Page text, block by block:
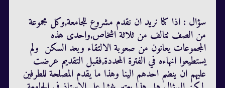
سؤال : اذا كنا نريد ان نقدم مشروع للجامعة,وكل مجموعة
من الصف تتالف من ثلاثة اشخاص,واحدى هذه
المجموعات يعانون من صعوبة الالتقاء وبعد السكن ولم
يستطيعوا انهاءه في الفترة المحددة,فقبل التقديم عرضت
عليهم ان ينضم احدهم الينا وهذا ما يقدم المصلحة للطرفين